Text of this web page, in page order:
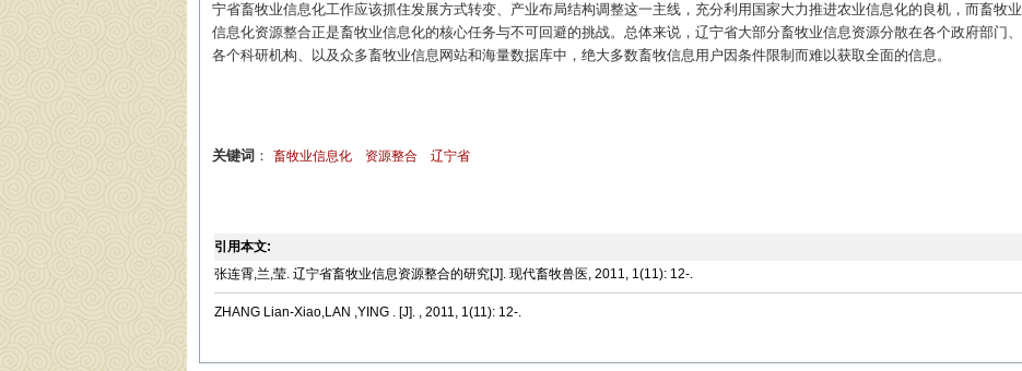
宁省畜牧业信息化工作应该抓住发展方式转变、产业布局结构调整这一主线，充分利用国家大力推进农业信息化的良机，而畜牧业
信息化资源整合正是畜牧业信息化的核心任务与不可回避的挑战。总体来说，辽宁省大部分畜牧业信息资源分散在各个政府部门、
各个科研机构、以及众多畜牧业信息网站和海量数据库中，绝大多数畜牧信息用户因条件限制而难以获取全面的信息。
关键词 ： 畜牧业信息化 资源整合 辽宁省
引用本文:
张连霄,兰,莹. 辽宁省畜牧业信息资源整合的研究[J]. 现代畜牧兽医, 2011, 1(11): 12-.
ZHANG Lian-Xiao,LAN ,YING . [J]. , 2011, 1(11): 12-.